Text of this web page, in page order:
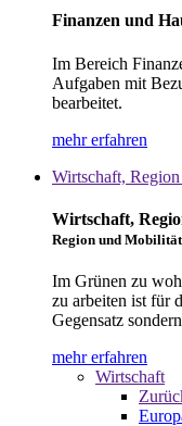
Finanzen und
Im Bereich
Aufgaben mit
bearbeitet.
mehr erfahren
Wirtschaft,
Wirtschaft,
Region und Mobilität
Im Grünen zu
zu arbeiten ist für
Gegensatz
mehr erfahren
Wirtschaft